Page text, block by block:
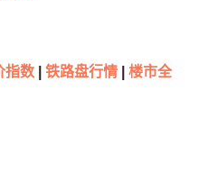
指数| 铁路盘行情|
楼市全